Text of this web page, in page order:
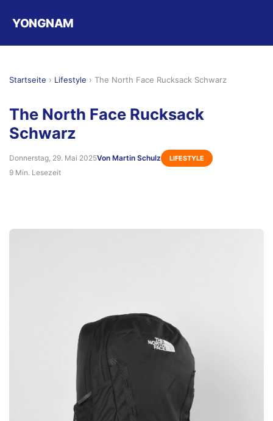
YONGNAM
Startseite › Lifestyle › The North Face Rucksack Schwarz
The North Face Rucksack
Schwarz
Donnerstag, 29. Mai 2025Von Martin Schulz LIFESTYLE
9 Min. Lesezeit